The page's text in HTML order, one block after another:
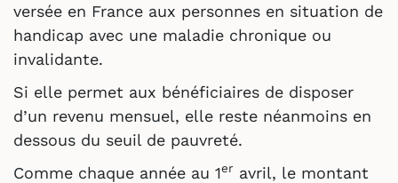
versée en France aux personnes en situation de
handicap avec une maladie chronique ou
invalidante.
Si elle permet aux bénéficiaires de disposer
d’un revenu mensuel, elle reste néanmoins en
dessous du seuil de pauvreté.
Comme chaque année au 1er avril, le montant